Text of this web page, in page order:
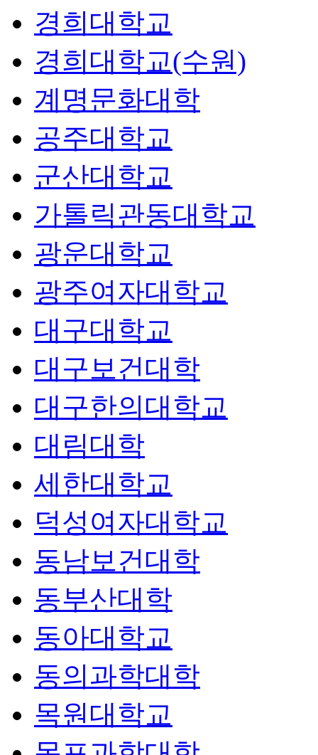
경희대학교
경희대학교(수원)
계명문화대학
공주대학교
군산대학교
가톨릭관동대학교
광운대학교
광주여자대학교
대구대학교
대구보건대학
대구한의대학교
대림대학
세한대학교
덕성여자대학교
동남보건대학
동부산대학
동아대학교
동의과학대학
목원대학교